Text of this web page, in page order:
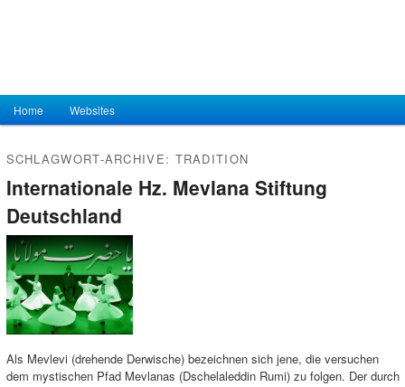
Hauptmenü
Zum Inhalt wechseln
Zum sekundären Inhalt wechseln
Home Websites
SCHLAGWORT-ARCHIVE: TRADITION
Internationale Hz. Mevlana Stiftung
Deutschland
Als Mevlevi (drehende Derwische) bezeichnen sich jene, die versuchen
dem mystischen Pfad Mevlanas (Dschelaleddin Rumi) zu folgen. Der durch